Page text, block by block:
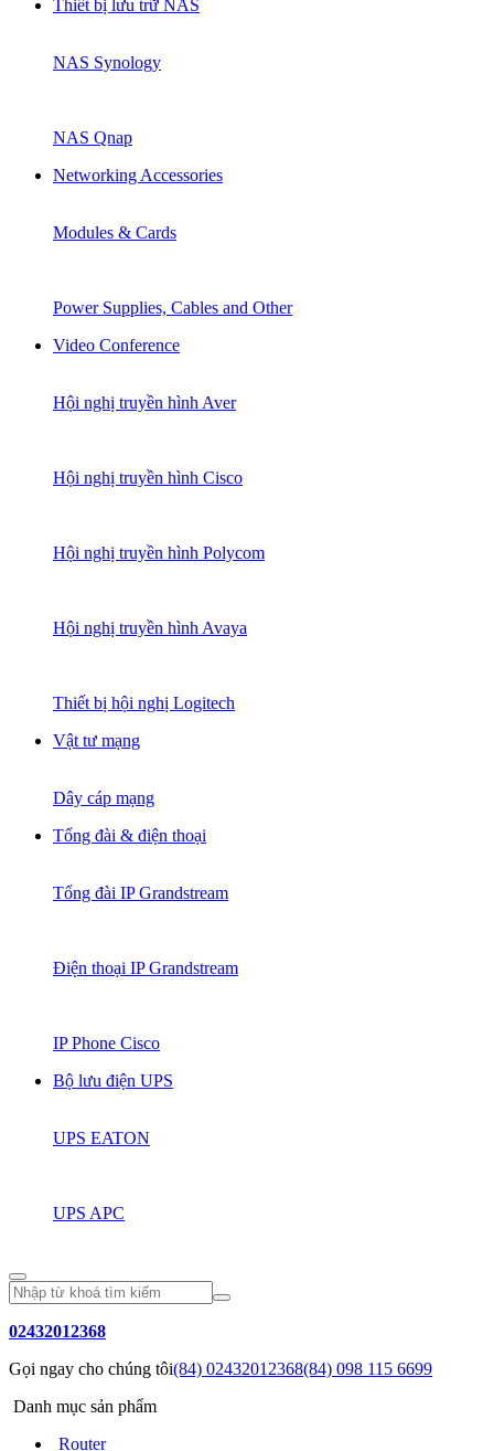
Thiết bị lưu trữ NAS
NAS Synology
NAS Qnap
Networking Accessories
Modules & Cards
Power Supplies, Cables and Other
Video Conference
Hội nghị truyền hình Aver
Hội nghị truyền hình Cisco
Hội nghị truyền hình Polycom
Hội nghị truyền hình Avaya
Thiết bị hội nghị Logitech
Vật tư mạng
Dây cáp mạng
Tổng đài & điện thoại
Tổng đài IP Grandstream
Điện thoại IP Grandstream
IP Phone Cisco
Bộ lưu điện UPS
UPS EATON
UPS APC
02432012368
Gọi ngay cho chúng tôi(84) 02432012368(84) 098 115 6699
Danh mục sản phẩm
Router